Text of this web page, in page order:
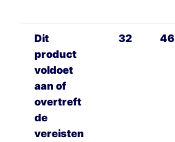
Dit
product
voldoet
aan of
overtreft
de
vereisten
32 46